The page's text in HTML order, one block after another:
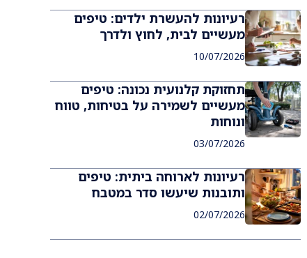
רעיונות להעשרת ילדים: טיפים
מעשיים לבית, לחוץ ולדרך
10/07/2026
תחזוקת קלנועית נכונה: טיפים
מעשיים לשמירה על בטיחות, טווח
ונוחות
03/07/2026
רעיונות לארוחה ביתית: טיפים
ותובנות שיעשו סדר במטבח
02/07/2026